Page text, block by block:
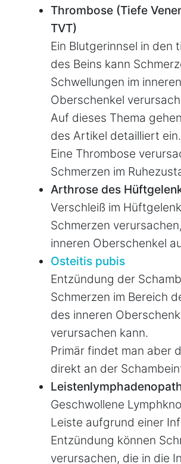
Thrombose (Tiefe
TVT)
Ein Blutgerinnsel in den
des Beins kann
Schwellungen im inneren
Oberschenkel
Auf dieses Thema
des Artikel detailliert ein.
Eine Thrombose
Schmerzen im
Arthrose des
Verschleiß im
Schmerzen
inneren Oberschenkel
Osteitis pubis
Entzündung der
Schmerzen im Bereich
des inneren
verursachen kann.
Primär findet man aber
direkt an der
Geschwollene
Leiste aufgrund einer
Entzündung können
verursachen, die in die